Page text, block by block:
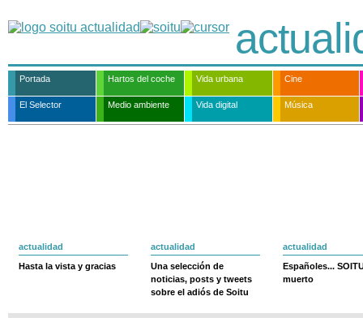
Portada Hartos del coche Vida urbana Cine
El Selector Medio ambiente Vida digital Música
actualidad
Hasta la vista y gracias
actualidad
Una selección de
noticias, posts y tweets
sobre el adiós de Soitu
actualidad
Españoles...
muerto